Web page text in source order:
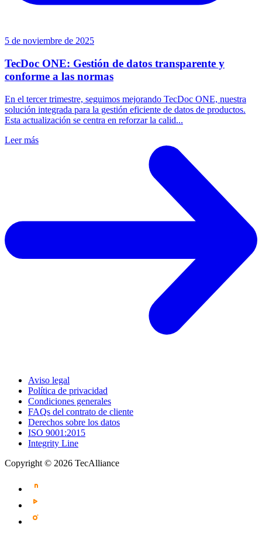
5 de noviembre de 2025
TecDoc ONE: Gestión de datos transparente y
conforme a las normas
En el tercer trimestre, seguimos mejorando TecDoc ONE, nuestra
solución integrada para la gestión eficiente de datos de productos.
Esta actualización se centra en reforzar la calid...
Leer más
Aviso legal
Política de privacidad
Condiciones generales
FAQs del contrato de cliente
Derechos sobre los datos
ISO 9001:2015
Integrity Line
Copyright © 2026 TecAlliance